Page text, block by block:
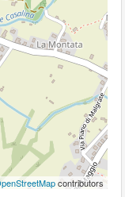
contributors